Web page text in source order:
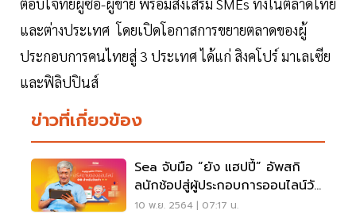
ตอบโจทย์ผู้ซื้อ-ผู้ขาย พร้อมส่งเสริม SMEs ทั้งในตลาดไทย
และต่างประเทศ โดยเปิดโอกาสการขยายตลาดของผู้
ประกอบการคนไทยสู่ 3 ประเทศ ได้แก่ สิงคโปร์ มาเลเซีย
และฟิลิปปินส์
ข่าวที่เกี่ยวข้อง
Sea จับมือ “ยัง แฮปปี้” อัพสกิ
ลนักช้อปสู่ผู้ประกอบการออนไลน์วัย
เกษียณ
10 พ.ย. 2564 | 07:17 น.